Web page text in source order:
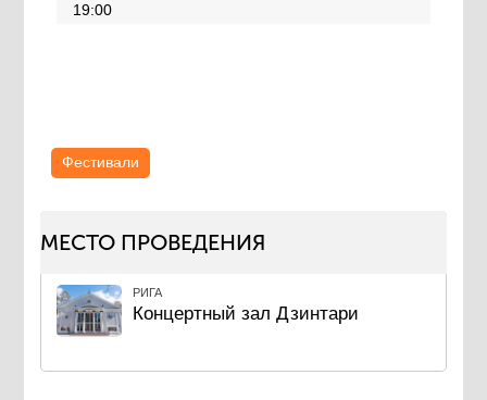
19:00
Фестивали
МЕСТО ПРОВЕДЕНИЯ
РИГА
Концертный зал Дзинтари